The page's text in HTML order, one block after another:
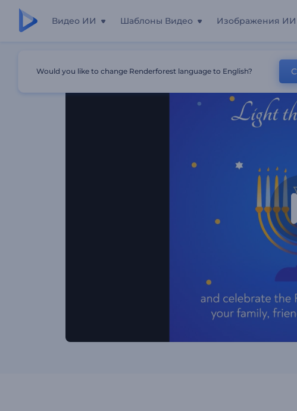
Видео ИИ Шаблоны Видео Изображения ИИ
Would you like to change Renderforest language to English?